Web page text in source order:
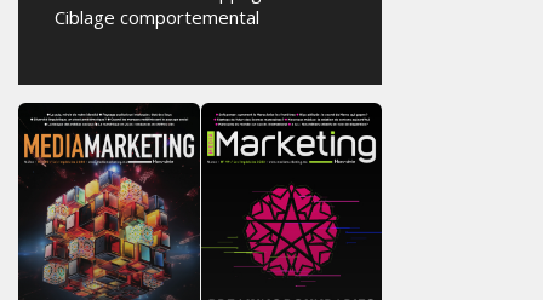
IKEA CANADA LANCE «
ÉTUDIANTS
JEUDI 6 AOÛT 2026